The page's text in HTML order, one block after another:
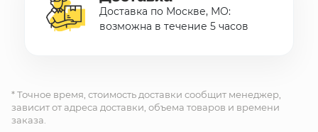
Доставка по Москве, МО:
возможна в течение 5 часов
* Точное время, стоимость доставки сообщит менеджер,
зависит от адреса доставки, объема товаров и времени
заказа.